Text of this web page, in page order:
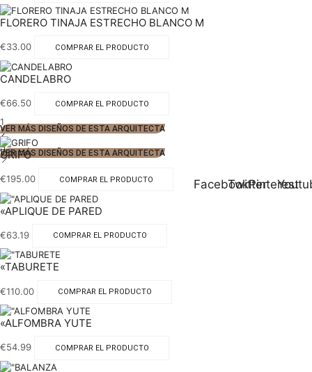
FLORERO TINAJA ESTRECHO BLANCO M
€33.00 COMPRAR EL PRODUCTO
CANDELABRO
€66.50 COMPRAR EL PRODUCTO
1
2
3
FacebookTwitterPinterest
VER MÁS DISEÑOS DE ESTA ARQUITECTA
VER MÁS DISEÑOS DE ESTA ARQUITECTA
GRIFO
€195.00 COMPRAR EL PRODUCTO
«APLIQUE DE PARED
€63.19 COMPRAR EL PRODUCTO
«TABURETE
€110.00 COMPRAR EL PRODUCTO
«ALFOMBRA YUTE
€54.99 COMPRAR EL PRODUCTO